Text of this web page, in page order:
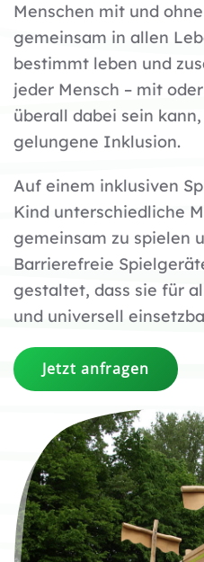
Menschen mit und
gemeinsam in allen
bestimmt leben und
jeder Mensch – mit
überall dabei sein
gelungene Inklusion.
Auf einem inklusiven
Kind unterschiedliche
gemeinsam zu spielen
Barrierefreie
gestaltet, dass sie für
und universell
Jetzt anfragen